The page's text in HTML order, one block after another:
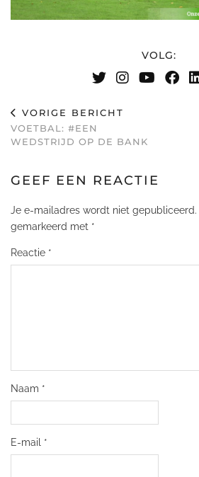
VOLG:
VORIGE BERICHT
VOETBAL: #EEN
WEDSTRIJD OP DE BANK
GEEF EEN REACTIE
Je e-mailadres wordt niet gepubliceerd.
gemarkeerd met *
Reactie *
Naam *
E-mail *